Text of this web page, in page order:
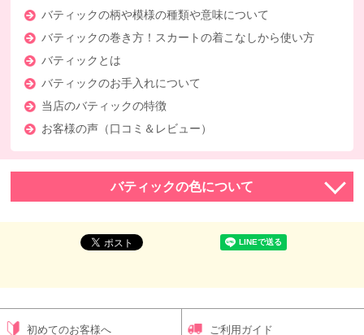
バティックの柄や模様の種類や意味について
バティックの巻き方！スカートの着こなしから使い方
バティックとは
バティックのお手入れについて
当店のバティックの特徴
お客様の声（口コミ＆レビュー）
バティックの色について
初めてのお客様へ ご利用ガイド